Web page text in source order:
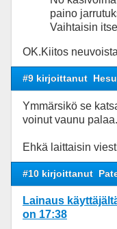
paino
Vaihtaisin
OK.Kiitos
#9 kirjoittanut
Ymmärsikö se
voinut vaunu palaa.
Ehkä laittaisin
#10 kirjoittanut
Lainaus
on 17:38